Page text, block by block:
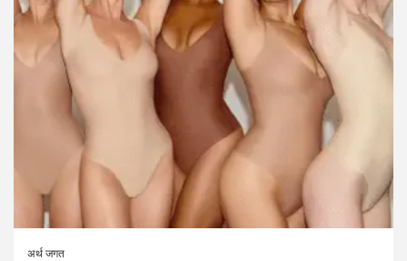
अर्थ जगत